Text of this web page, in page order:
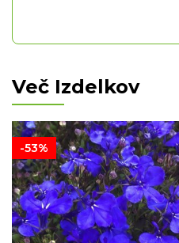
Več Izdelkov
-53%